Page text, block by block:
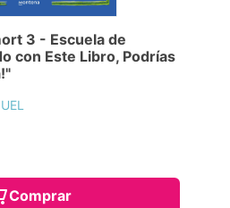
3 - Escuela de
con Este Libro, Podrías
Comprar